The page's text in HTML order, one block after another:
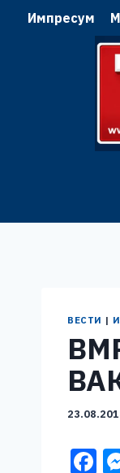
Импресум
ВЕСТИ |
F